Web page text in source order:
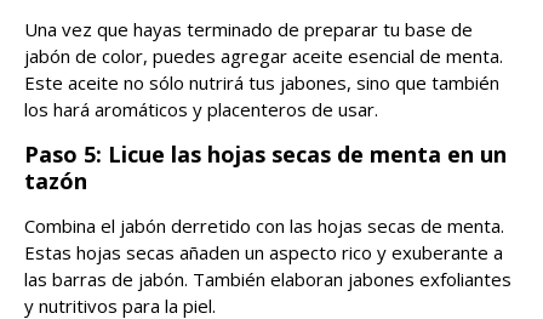
Una vez que hayas terminado de preparar tu base de
jabón de color, puedes agregar aceite esencial de menta.
Este aceite no sólo nutrirá tus jabones, sino que también
los hará aromáticos y placenteros de usar.
Paso 5: Licue las hojas secas de menta en un
tazón
Combina el jabón derretido con las hojas secas de menta.
Estas hojas secas añaden un aspecto rico y exuberante a
las barras de jabón. También elaboran jabones exfoliantes
y nutritivos para la piel.